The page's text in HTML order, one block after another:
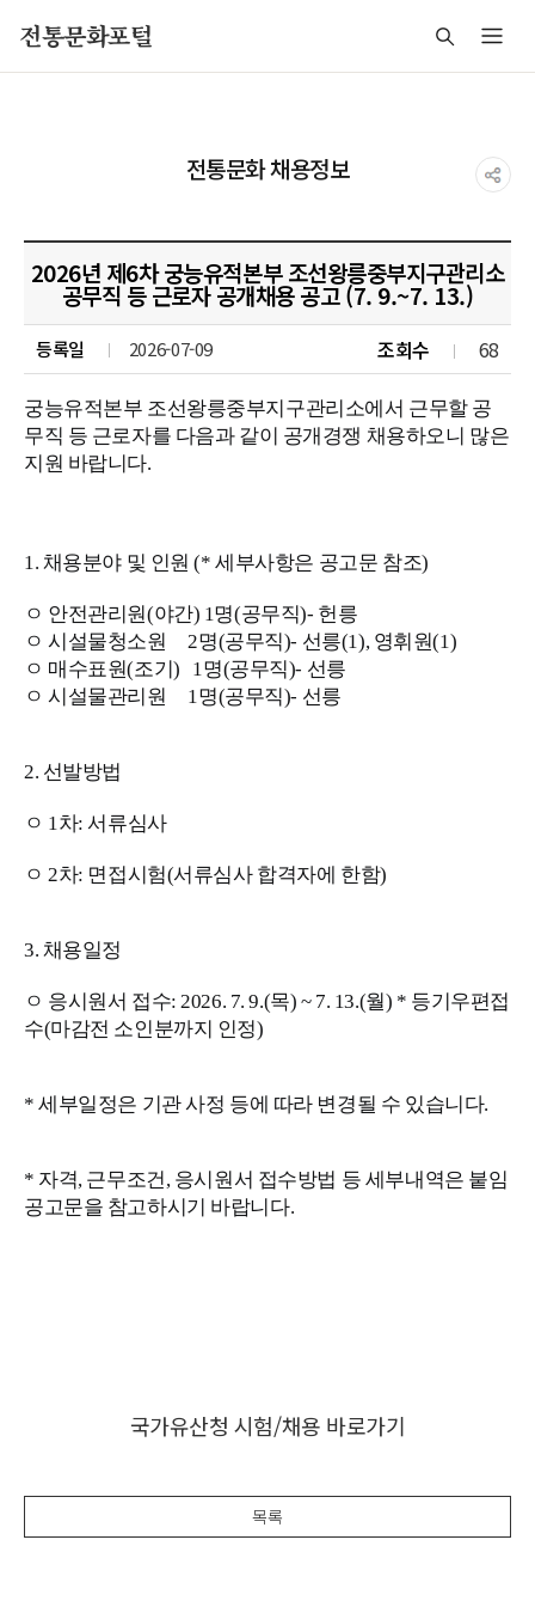
전통문화포털
전통문화 채용정보
2026년 제6차 궁능유적본부 조선왕릉중부지구관리소
공무직 등 근로자 공개채용 공고 (7. 9.~7. 13.)
등록일 2026-07-09 조회수 68
궁능유적본부 조선왕릉중부지구관리소에서 근무할 공
무직 등 근로자를 다음과 같이 공개경쟁 채용하오니 많은
지원 바랍니다.
1. 채용분야 및 인원 (* 세부사항은 공고문 참조)
ㅇ 안전관리원(야간) 1명(공무직)- 헌릉
ㅇ 시설물청소원 2명(공무직)- 선릉(1), 영휘원(1)
ㅇ 매수표원(조기) 1명(공무직)- 선릉
ㅇ 시설물관리원 1명(공무직)- 선릉
2. 선발방법
ㅇ 1차: 서류심사
ㅇ 2차: 면접시험(서류심사 합격자에 한함)
3. 채용일정
ㅇ 응시원서 접수: 2026. 7. 9.(목) ~ 7. 13.(월) * 등기우편접
수(마감전 소인분까지 인정)
* 세부일정은 기관 사정 등에 따라 변경될 수 있습니다.
* 자격, 근무조건, 응시원서 접수방법 등 세부내역은 붙임
공고문을 참고하시기 바랍니다.
국가유산청 시험/채용 바로가기
목록